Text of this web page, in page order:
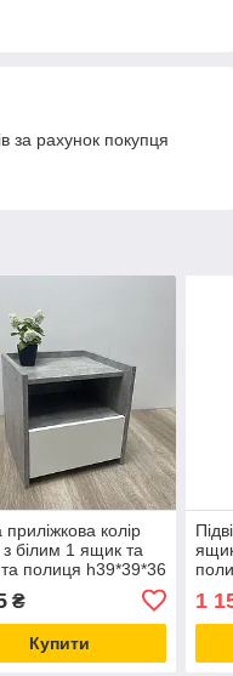
за рахунок покупця
колір
білим 1 ящик та
полиця h39*39*36
₴
Купити
1